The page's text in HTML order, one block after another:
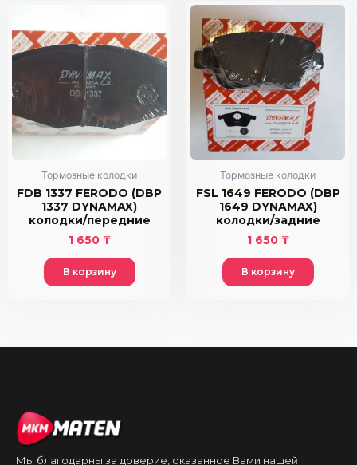
Тормозные колодки
FDB 1337 FERODO (DBP
1337 DYNAMAX)
колодки/передние
1 650 ₸
В корзину
Тормозные колодки
FSL 1649 FERODO (DBP
1649 DYNAMAX)
колодки/задние
1 650 ₸
В корзину
Мы благодарны за доверие, оказанное Вами нашей